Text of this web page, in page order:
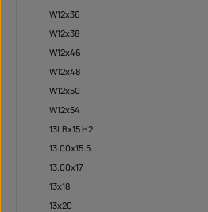
W12x36
W12x38
W12x46
W12x48
W12x50
W12x54
13LBx15 H2
13.00x15.5
13.00x17
13x18
13x20